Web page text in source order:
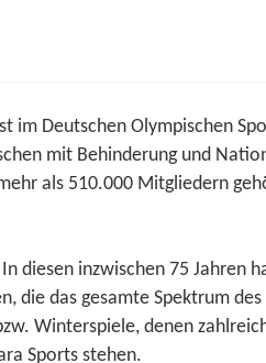
im Deutschen Olympischen
mit Behinderung und
als 510.000 Mitgliedern
diesen inzwischen 75 Jahren
die das gesamte Spektrum
Winterspiele, denen
Sports stehen.